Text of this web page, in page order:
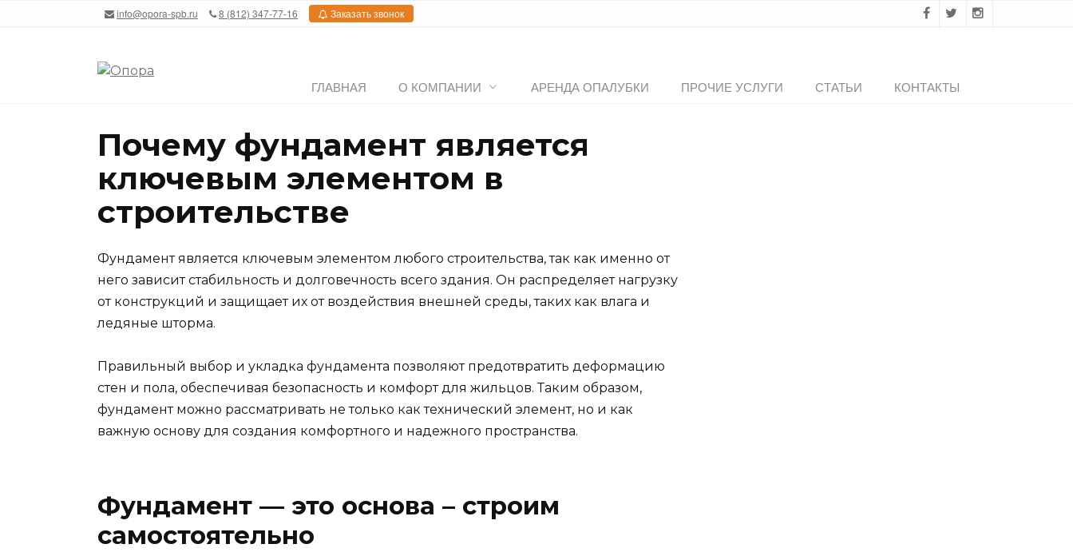
info@opora-spb.ru 8 (812) 347-77-16 Заказать звонок
ГЛАВНАЯ О КОМПАНИИ АРЕНДА ОПАЛУБКИ ПРОЧИЕ УСЛУГИ СТАТЬИ КОНТАКТЫ
Почему фундамент является
ключевым элементом в
строительстве
Фундамент является ключевым элементом любого строительства, так как именно от
него зависит стабильность и долговечность всего здания. Он распределяет нагрузку
от конструкций и защищает их от воздействия внешней среды, таких как влага и
ледяные шторма.
Правильный выбор и укладка фундамента позволяют предотвратить деформацию
стен и пола, обеспечивая безопасность и комфорт для жильцов. Таким образом,
фундамент можно рассматривать не только как технический элемент, но и как
важную основу для создания комфортного и надежного пространства.
Фундамент — это основа – строим
самостоятельно